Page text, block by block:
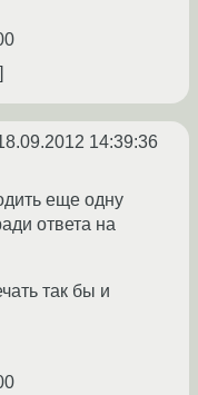
14:39:36
еще одну
ответа на
так бы и